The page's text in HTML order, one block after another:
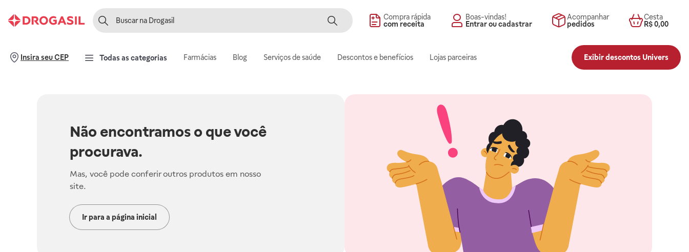
Compra rápida
com receita
Boas-vindas!
Entrar ou cadastrar
Acompanhar
pedidos
Cesta
R$ 0,00
Insira seu CEP Todas as categorias Farmácias Blog Serviços de saúde Descontos e benefícios Lojas parceiras Exibir descontos Univers
Não encontramos o que você
procurava.
Mas, você pode conferir outros produtos em nosso
site.
Ir para a página inicial